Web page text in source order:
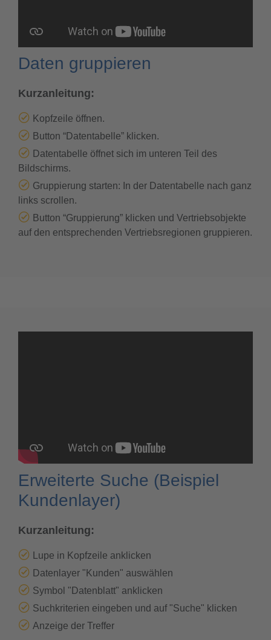
Daten gruppieren
Kurzanleitung:
Kopfzeile öffnen.
Button “Datentabelle” klicken.
Datentabelle öffnet sich im unteren Teil des
Bildschirms.
Gruppierung starten: In der Datentabelle nach ganz
links scrollen.
Button “Gruppierung” klicken und Vertriebsobjekte
auf den entsprechenden Vertriebsregionen gruppieren.
Erweiterte Suche (Beispiel
Kundenlayer)
Kurzanleitung:
Lupe in Kopfzeile anklicken
Datenlayer "Kunden" auswählen
Symbol "Datenblatt" anklicken
Suchkriterien eingeben und auf "Suche" klicken
Anzeige der Treffer